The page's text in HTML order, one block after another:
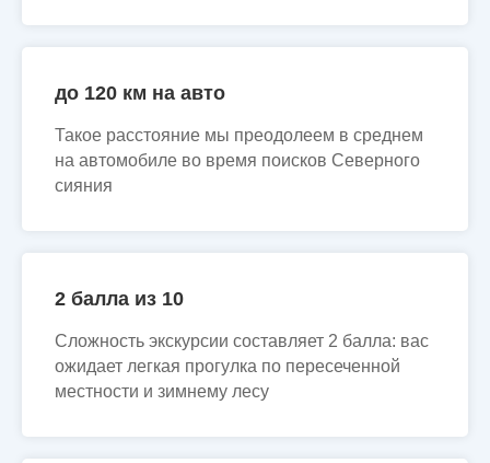
до 120 км на авто
Такое расстояние мы преодолеем в среднем
на автомобиле во время поисков Северного
сияния
2 балла из 10
Сложность экскурсии составляет 2 балла: вас
ожидает легкая прогулка по пересеченной
местности и зимнему лесу